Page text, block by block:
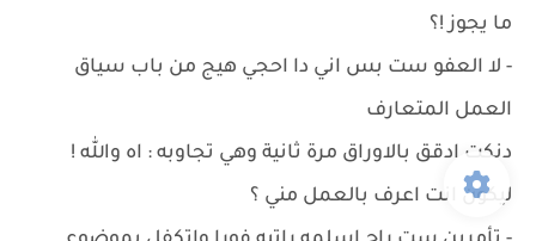
ما يجوز !؟
- لا العفو ست بس اني دا احجي هيج من باب سياق
العمل المتعارف
دنكت ادقق بالاوراق مرة ثانية وهي تجاوبه : اه والله !
ليكون انت اعرف بالعمل مني ؟